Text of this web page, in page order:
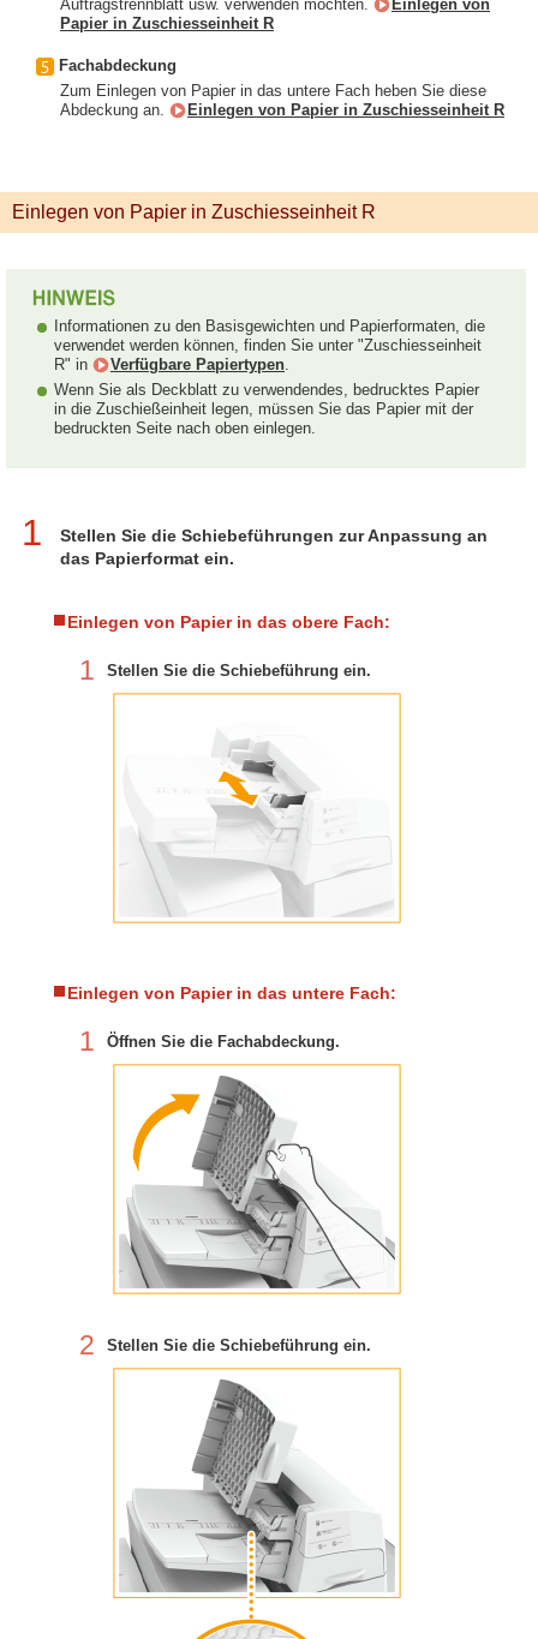
Auftragstrennblatt usw. verwenden möchten.
Einlegen von
Papier in Zuschiesseinheit R
Fachabdeckung
Zum Einlegen von Papier in das untere Fach heben Sie diese
Abdeckung an.
Einlegen von Papier in Zuschiesseinheit R
Einlegen von Papier in Zuschiesseinheit R
Informationen zu den Basisgewichten und Papierformaten, die
verwendet werden können, finden Sie unter "Zuschiesseinheit
R" in
Verfügbare Papiertypen
Wenn Sie als Deckblatt zu verwendendes, bedrucktes Papier
in die Zuschießeinheit legen, müssen Sie das Papier mit der
bedruckten Seite nach oben einlegen.
1
Stellen Sie die Schiebeführungen zur Anpassung an
das Papierformat ein.
Einlegen von Papier in das obere Fach:
1 Stellen Sie die Schiebeführung ein.
Einlegen von Papier in das untere Fach:
1 Öffnen Sie die Fachabdeckung.
2 Stellen Sie die Schiebeführung ein.